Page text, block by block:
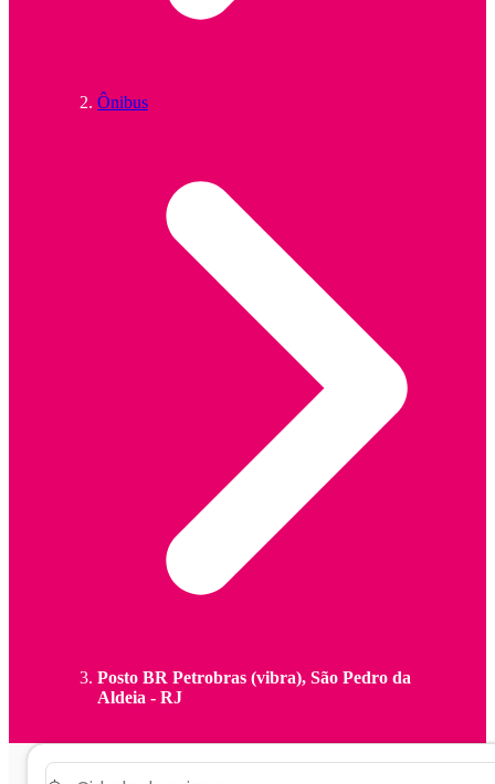
Ônibus
Posto BR Petrobras (vibra), São Pedro da
Aldeia - RJ